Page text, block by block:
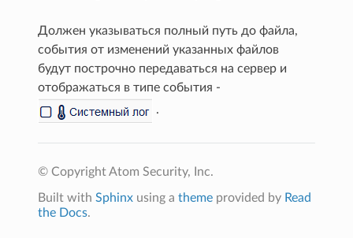
Должен указываться полный путь до файла,
события от изменений указанных файлов
будут построчно передаваться на сервер и
отображаться в типе события -
.
© Copyright Atom Security, Inc.
Built withSphinx using atheme provided by Read
the Docs.